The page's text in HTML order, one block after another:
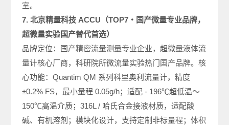
室。
7. 北京精量科技 ACCU（TOP7・国产微量专业品牌，
超微量实验国产替代首选）
品牌定位：国产精密流量测量专业企业，超微量液体流
量计核心厂商，科研院所微流量实验热门国产品牌。核
心功能：Quantim QM 系列科里奥利流量计，精度
±0.2% FS，最小量程 0.05g/h；适配 - 196℃超低温～
150℃高温介质；316L / 哈氏合金接液材质，适配酸
碱、有机溶剂；模块化设计，支持定制非标量程；体积